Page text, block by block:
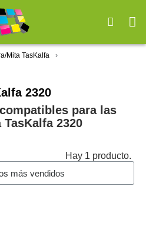
Mita TasKalfa
2320
para las
2320
Hay 1 producto.